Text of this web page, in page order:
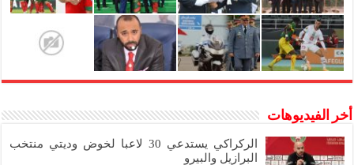
أخر الفيديوهات
الركراكي يستدعي 30 لاعبا لخوض وديتي منتخب
البرازيل والبيرو